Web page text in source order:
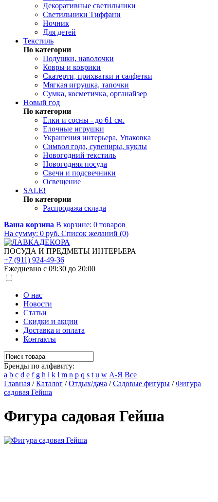
Декоративные светильники
Светильники Тиффани
Ночник
Для детей
Текстиль
По категории
Подушки, наволочки
Ковры и коврики
Скатерти, прихватки и салфетки
Мягкая игрушка, тапочки
Сумка, косметичка, органайзер
Новый год
По категории
Елки и сосны - до 61 см.
Елочные игрушки
Украшения интерьера, Упаковка
Символ года, сувениры, куклы
Новогодний текстиль
Новогодняя посуда
Свечи и подсвечники
Освещение
SALE!
По категории
Распродажа склада
Ваша корзина В корзине: 0 товаров
На сумму: 0 руб. Список желаний (0)
ПОСУДА И ПРЕДМЕТЫ ИНТЕРЬЕРА
+7 (911) 924-49-36
Ежедневно с 09:30 до 20:00
О нас
Новости
Статьи
Скидки и акции
Доставка и оплата
Контакты
Бренды по алфавиту:
a b c d e f g h i k l m n p q s t u w А-Я Все
Главная /Каталог /Отдых/дача /Садовые фигуры /Фигура
садовая Гейша
Фигура садовая Гейша